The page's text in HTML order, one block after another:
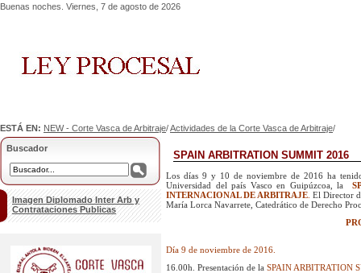
Buenas noches. Viernes, 7 de agosto de 2026
ESTÁ EN: NEW - Corte Vasca de Arbitraje/Actividades de la Corte Vasca de Arbitraje/
Buscador
Imagen Diplomado Inter Arb y
Contrataciones Publicas
SPAIN ARBITRATION SUMMIT 2016
Los días 9 y 10 de noviembre de 2016 ha
Universidad del país Vasco en Guipúzcoa, la
INTERNACIONAL DE ARBITRAJE El Director
María Lorca Navarrete, Catedrático de Derecho
Día 9 de noviembre de 2016.
16.00h. Presentación de la SPAIN ARBITRATION